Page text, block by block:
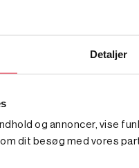
Detaljer
og annoncer, vise
dit besøg med vores
Her henvises
hvilken betegnelse der
model ofte
store mængder brænde
eg eller bøg, anbefaler vi